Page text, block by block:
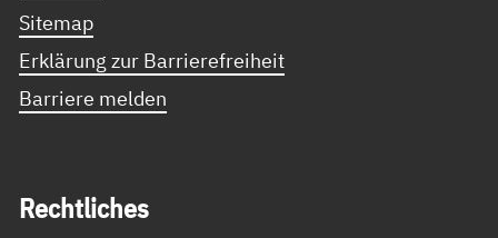
Sitemap
Erklärung zur Barrierefreiheit
Barriere melden
Recht­li­ches